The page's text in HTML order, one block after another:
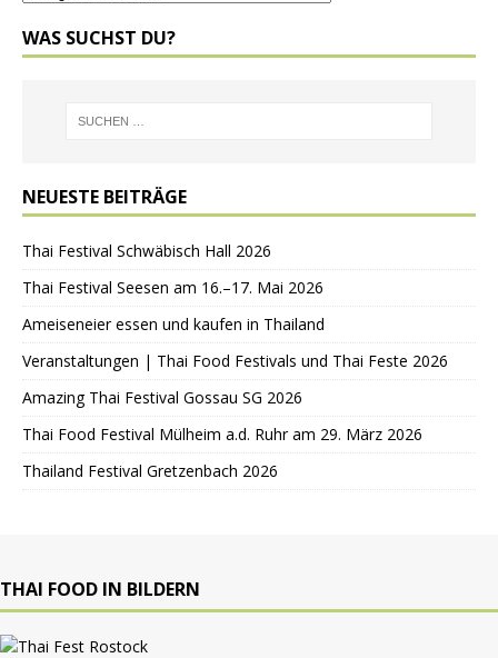
WAS SUCHST DU?
NEUESTE BEITRÄGE
Thai Festival Schwäbisch Hall 2026
Thai Festival Seesen am 16.–17. Mai 2026
Ameiseneier essen und kaufen in Thailand
Veranstaltungen | Thai Food Festivals und Thai Feste 2026
Amazing Thai Festival Gossau SG 2026
Thai Food Festival Mülheim a.d. Ruhr am 29. März 2026
Thailand Festival Gretzenbach 2026
THAI FOOD IN BILDERN